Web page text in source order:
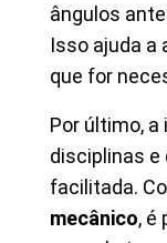
ângulos
Isso ajuda a
que for
Por último,
disciplinas
facilitada.
mecânico, é